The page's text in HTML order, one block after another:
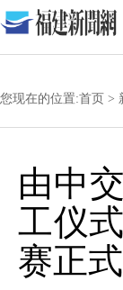
您现在的位置:首页 >
由中
工仪
赛正